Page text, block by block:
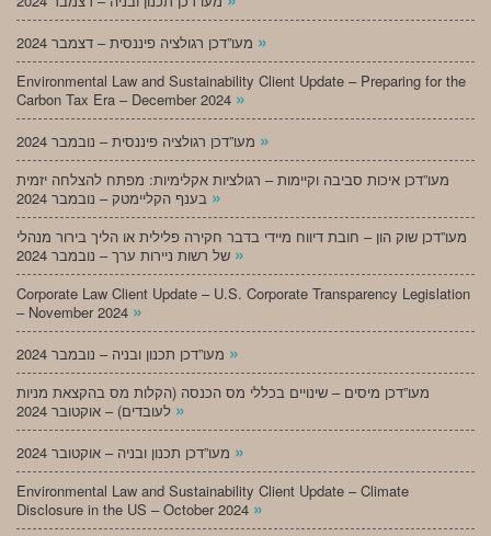
»
Environmental Law and Sustainability Client Update – Preparing for the
Carbon Tax Era – December 2024 »
»
מעו”דכן איכות סביבה וקיימות – רגולציות אקלימיות: מפתח להצלחה יזמית
»
מעו”דכן שוק הון – חובת דיווח מיידי בדבר חקירה פלילית או הליך בירור מנהלי
»
Corporate Law Client Update – U.S. Corporate Transparency Legislation
– November 2024 »
»
מעו”דכן מיסים – שינויים בכללי מס הכנסה (הקלות מס בהקצאת מניות
»
»
Environmental Law and Sustainability Client Update – Climate
Disclosure in the US – October 2024 »